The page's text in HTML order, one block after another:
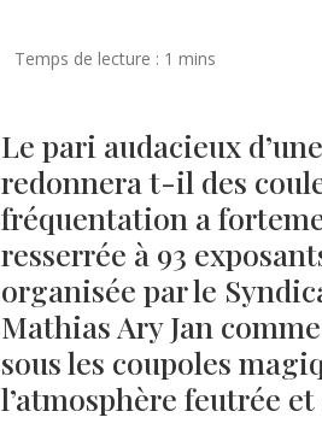
Le pari audacieux
redonnera t-il des
fréquentation a
resserrée à 93
organisée par le
Mathias Ary Jan
sous les coupoles
l’atmosphère feutrée